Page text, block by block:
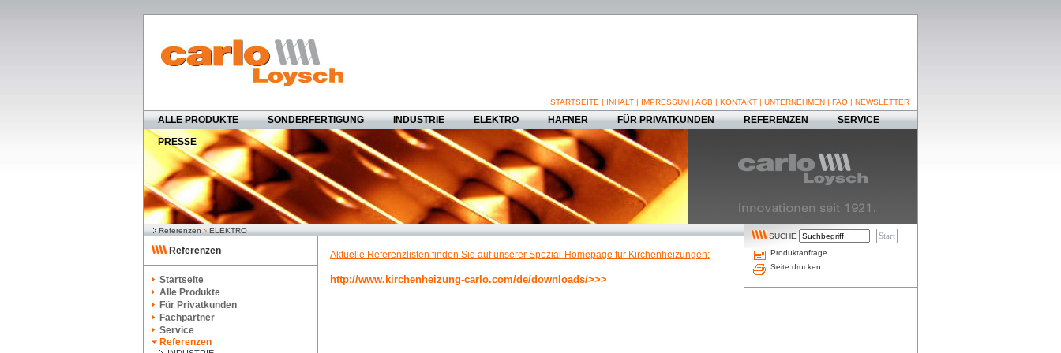
STARTSEITE | INHALT | IMPRESSUM | AGB | KONTAKT | UNTERNEHMEN | FAQ | NEWSLETTER
ALLE PRODUKTE SONDERFERTIGUNG INDUSTRIE ELEKTRO HAFNER FÜR PRIVATKUNDEN REFERENZEN
SERVICE
PRESSE
Referenzen ELEKTRO
Referenzen
Startseite
Alle Produkte
Für Privatkunden
Fachpartner
Service
Referenzen
Aktuelle Referenzlisten finden Sie auf unserer Spezial-Homepage für Kirchenheizungen:
http://www.kirchenheizung-carlo.com/de/downloads/>>>
SUCHE
Produktanfrage
Seite drucken